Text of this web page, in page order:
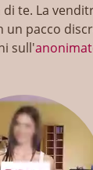
te. La
un pacco
sull'